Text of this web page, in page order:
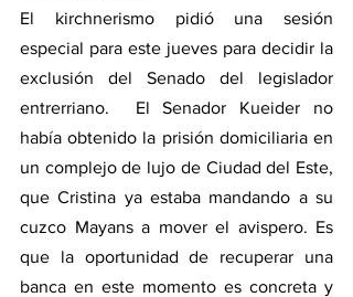
El kirchnerismo pidió una sesión
especial para este jueves para decidir la
exclusión del Senado del legislador
entrerriano.  El Senador Kueider no
había obtenido la prisión domiciliaria en
un complejo de lujo de Ciudad del Este,
que Cristina ya estaba mandando a su
cuzco Mayans a mover el avispero. Es
que la oportunidad de recuperar una
banca en este momento es concreta y